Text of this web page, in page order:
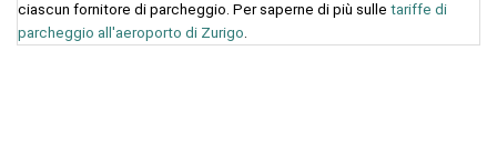
ciascun fornitore di parcheggio. Per saperne di più sulle tariffe di
parcheggio all'aeroporto di Zurigo.